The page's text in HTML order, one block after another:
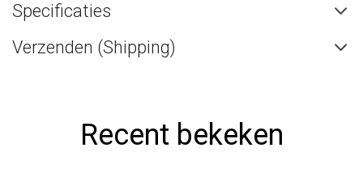
Specificaties
Verzenden (Shipping)
Recent bekeken